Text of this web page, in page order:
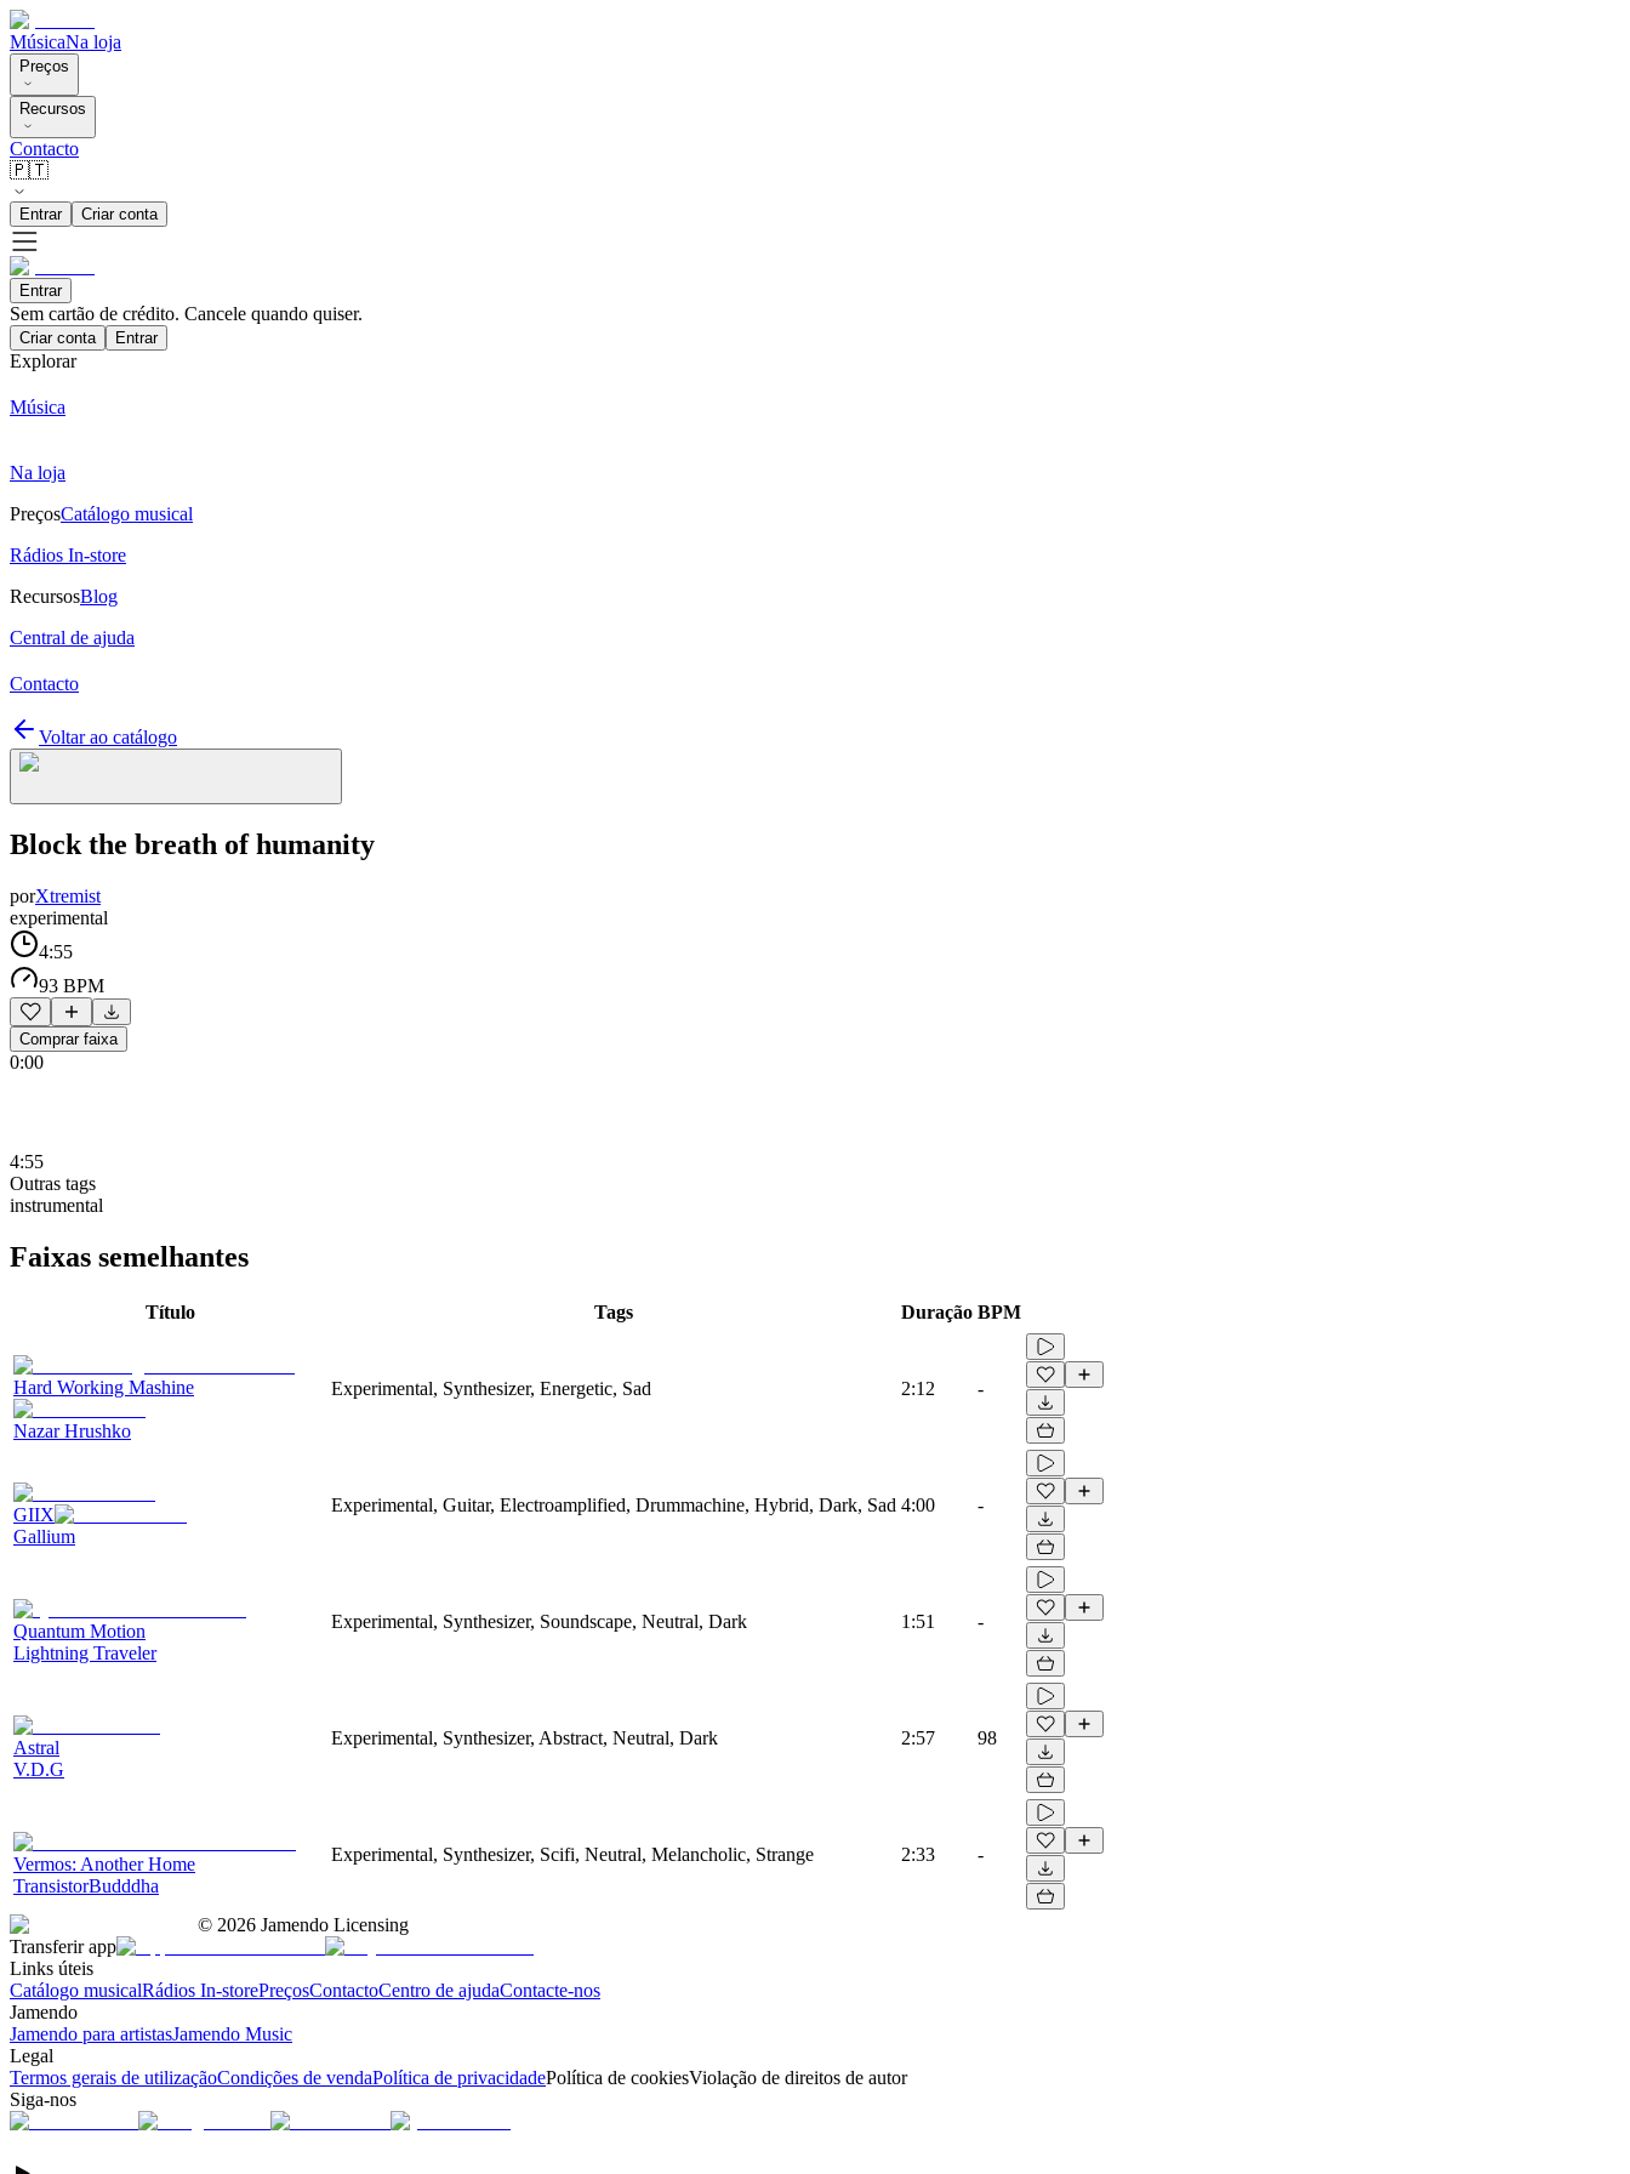
MúsicaNa loja
Preços
Recursos
Contacto
🇵🇹
Entrar Criar conta
Entrar
Sem cartão de crédito. Cancele quando quiser.
Criar conta Entrar
Explorar
Música
Na loja
PreçosCatálogo musical
Rádios In-store
RecursosBlog
Central de ajuda
Contacto
Voltar ao catálogo
Block the breath of humanity
porXtremist
experimental
4:55
93 BPM
Comprar faixa
0:00
4:55
Outras tags
instrumental
Faixas semelhantes
Título Tags Duração BPM
Hard Working Mashine
Nazar Hrushko
Experimental, Synthesizer, Energetic, Sad 2:12 -
GIIX
Gallium
Experimental, Guitar, Electroamplified, Drummachine, Hybrid, Dark, Sad 4:00 -
Quantum Motion
Lightning Traveler
Experimental, Synthesizer, Soundscape, Neutral, Dark 1:51 -
Astral
V.D.G
Experimental, Synthesizer, Abstract, Neutral, Dark 2:57 98
Vermos: Another Home
TransistorBudddha
Experimental, Synthesizer, Scifi, Neutral, Melancholic, Strange 2:33 -
© 2026 Jamendo Licensing
Transferir app
Links úteis
Catálogo musicalRádios In-storePreçosContactoCentro de ajudaContacte-nos
Jamendo
Jamendo para artistasJamendo Music
Legal
Termos gerais de utilizaçãoCondições de vendaPolítica de privacidadePolítica de cookiesViolação de direitos de autor
Siga-nos